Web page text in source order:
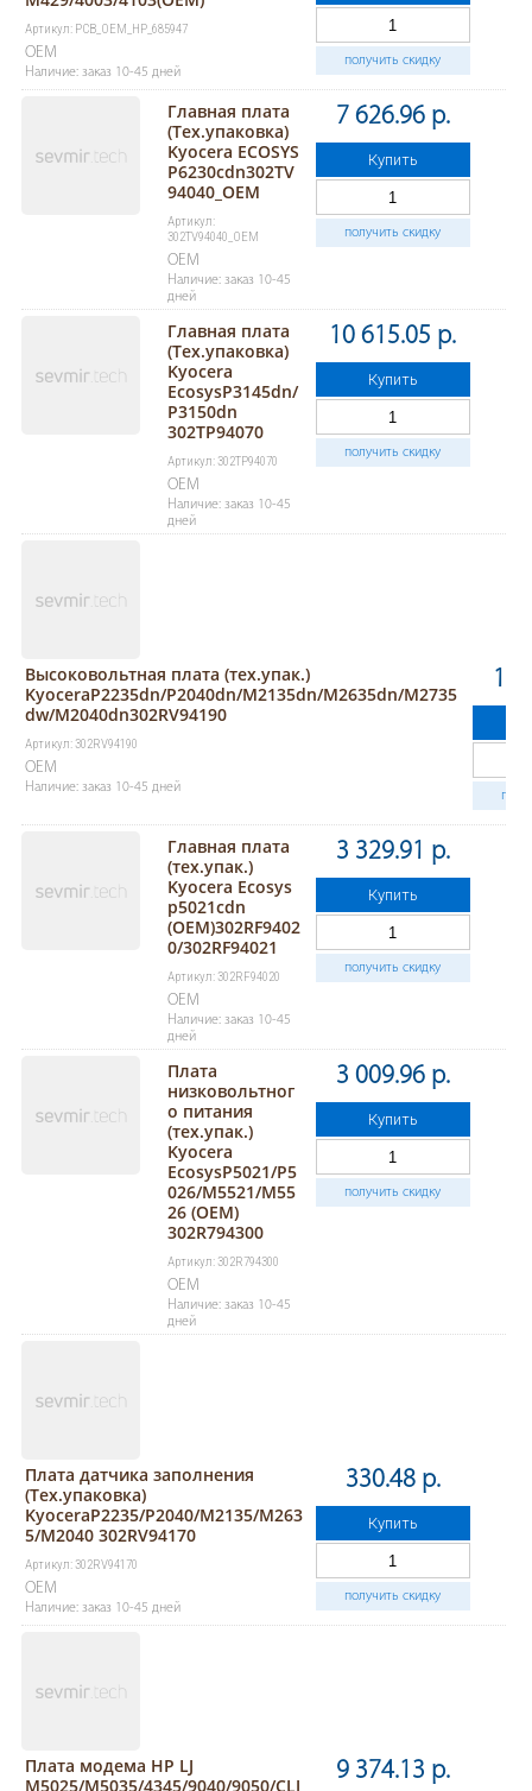
Артикул: PCB_OEM_HP_685947
OEM
Наличие: заказ 10-45 дней
получить скидку
Главная плата
(Тех.упаковка)
Kyocera ECOSYS
P6230cdn302TV
94040_OEM
Артикул:
302TV94040_OEM
OEM
Наличие: заказ 10-45
дней
7 626.96 р.
Купить
получить скидку
Главная плата
(Тех.упаковка)
Kyocera
EcosysP3145dn/
P3150dn
302TP94070
Артикул: 302TP94070
OEM
Наличие: заказ 10-45
дней
10 615.05 р.
Купить
получить скидку
Высоковольтная плата (тех.упак.)
KyoceraP2235dn/P2040dn/M2135dn/M2635dn/M2735
dw/M2040dn302RV94190
Артикул: 302RV94190
OEM
Наличие: заказ 10-45 дней
1
Главная плата
(тех.упак.)
Kyocera Ecosys
p5021cdn
(OEM)302RF9402
0/302RF94021
Артикул: 302RF94020
OEM
Наличие: заказ 10-45
дней
3 329.91 р.
Купить
получить скидку
Плата
низковольтног
о питания
(тех.упак.)
Kyocera
EcosysP5021/P5
026/M5521/M55
26 (OEM)
302R794300
Артикул: 302R794300
OEM
Наличие: заказ 10-45
дней
3 009.96 р.
Купить
получить скидку
Плата датчика заполнения
(Тех.упаковка)
KyoceraP2235/P2040/M2135/M263
5/M2040 302RV94170
Артикул: 302RV94170
OEM
Наличие: заказ 10-45 дней
330.48 р.
Купить
получить скидку
Плата модема HP LJ
M5025/M5035/4345/9040/9050/CLJ
9 374.13 р.